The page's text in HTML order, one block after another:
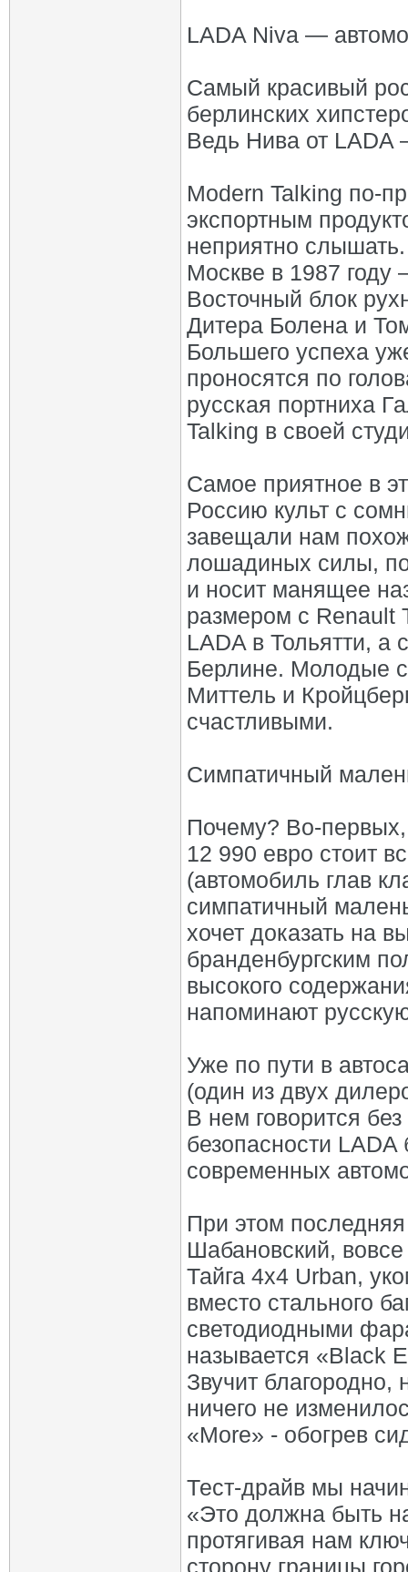
LADA Niva —
Самый красивый
берлинских
Ведь Нива от LADA
Modern Talking по-
экспортным
неприятно
Москве в 1987 году
Восточный блок
Дитера Болена и
Большего успеха
проносятся по
русская портниха
Talking в своей
Самое приятное в
Россию культ с
завещали нам
лошадиных силы, по
и носит манящее
размером с Renault
LADA в Тольятти, а
Берлине. Молодые
Миттель и
счастливыми.
Симпатичный
Почему? Во-первых,
12 990 евро стоит
(автомобиль глав
симпатичный
хочет доказать на
бранденбургским
высокого
напоминают
Уже по пути в
(один из двух
В нем говорится
безопасности
современных
При этом
Шабановский,
Тайга 4x4 Urban,
вместо стального
светодиодными
называется «Black
Звучит
ничего не
«More» - обогрев
Тест-драйв мы
«Это должна быть
протягивая нам
сторону границы